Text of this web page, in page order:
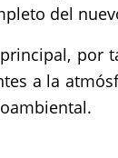
del
por
a la